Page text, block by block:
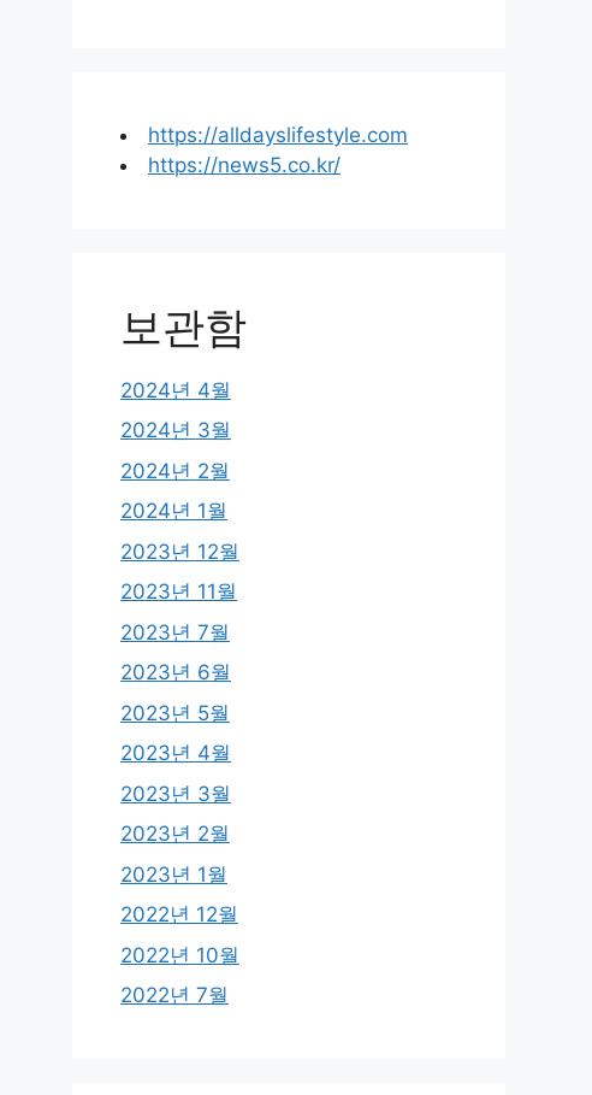
https://alldayslifestyle.com
https://news5.co.kr/
보관함
2024년 4월
2024년 3월
2024년 2월
2024년 1월
2023년 12월
2023년 11월
2023년 7월
2023년 6월
2023년 5월
2023년 4월
2023년 3월
2023년 2월
2023년 1월
2022년 12월
2022년 10월
2022년 7월